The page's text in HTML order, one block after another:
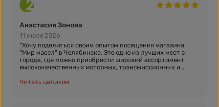
Анастасия Зонова
11 июля 2026
"Хочу поделиться своим опытом посещения магазина
"Мир масел" в Челябинске. Это одно из лучших мест в
городе, где можно приобрести широкий ассортимент
высококачественных моторных, трансмиссионных и
Читать целиком